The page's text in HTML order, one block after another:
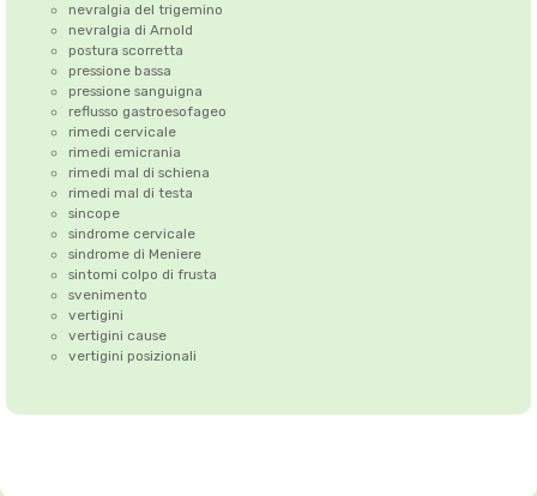
nevralgia del trigemino
nevralgia di Arnold
postura scorretta
pressione bassa
pressione sanguigna
reflusso gastroesofageo
rimedi cervicale
rimedi emicrania
rimedi mal di schiena
rimedi mal di testa
sincope
sindrome cervicale
sindrome di Meniere
sintomi colpo di frusta
svenimento
vertigini
vertigini cause
vertigini posizionali